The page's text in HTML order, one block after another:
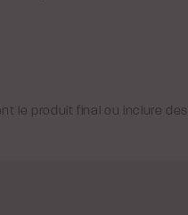
le produit final ou inclure